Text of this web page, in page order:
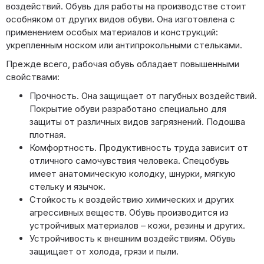
воздействий. Обувь для работы на производстве стоит
особняком от других видов обуви. Она изготовлена с
применением особых материалов и конструкций:
укрепленным носком или антипрокольными стельками.
Прежде всего, рабочая обувь обладает повышенными
свойствами:
Прочность. Она защищает от пагубных воздействий.
Покрытие обуви разработано специально для
защиты от различных видов загрязнений. Подошва
плотная.
Комфортность. Продуктивность труда зависит от
отличного самочувствия человека. Спецобувь
имеет анатомическую колодку, шнурки, мягкую
стельку и язычок.
Стойкость к воздействию химических и других
агрессивных веществ. Обувь производится из
устройчивых материалов – кожи, резины и других.
Устройчивость к внешним воздействиям. Обувь
защищает от холода, грязи и пыли.